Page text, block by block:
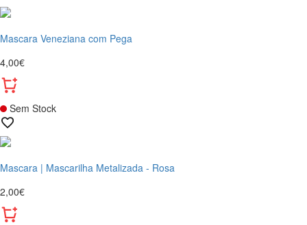
Mascara Veneziana com Pega
4,00€
Sem Stock
Mascara | Mascarilha Metalizada - Rosa
2,00€